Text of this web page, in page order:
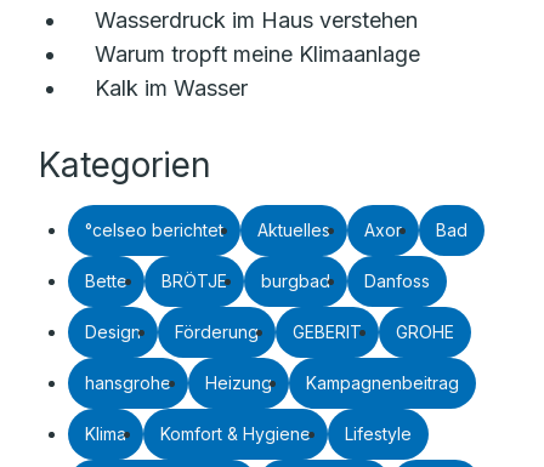
Wasserdruck im Haus verstehen
Warum tropft meine Klimaanlage
Kalk im Wasser
Kategorien
°celseo berichtet Aktuelles Axor Bad
Bette BRÖTJE burgbad Danfoss
Design Förderung GEBERIT GROHE
hansgrohe Heizung Kampagnenbeitrag
Klima Komfort & Hygiene Lifestyle